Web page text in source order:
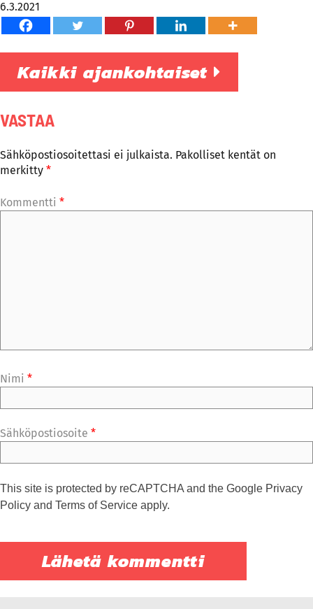
6.3.2021
Kaikki ajankohtaiset
VASTAA
Sähköpostiosoitettasi ei julkaista. Pakolliset kentät on
merkitty *
Kommentti *
Nimi *
Sähköpostiosoite *
This site is protected by reCAPTCHA and the Google Privacy
Policy and Terms of Service apply.